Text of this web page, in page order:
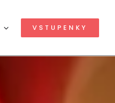
VSTUPENKY